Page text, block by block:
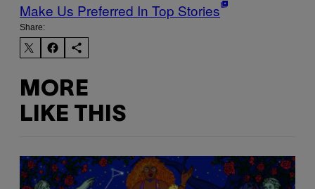
Make Us Preferred In Top Stories
Share:
MORE
LIKE THIS